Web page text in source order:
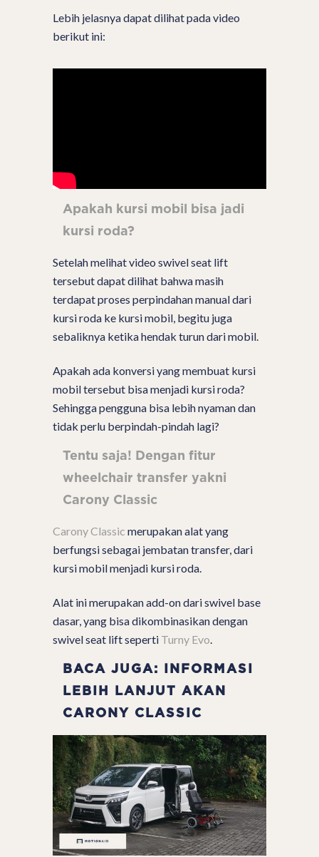
Lebih jelasnya dapat dilihat pada video
berikut ini:
Apakah kursi mobil bisa jadi
kursi roda?
Setelah melihat video swivel seat lift
tersebut dapat dilihat bahwa masih
terdapat proses perpindahan manual dari
kursi roda ke kursi mobil, begitu juga
sebaliknya ketika hendak turun dari mobil.
Apakah ada konversi yang membuat kursi
mobil tersebut bisa menjadi kursi roda?
Sehingga pengguna bisa lebih nyaman dan
tidak perlu berpindah-pindah lagi?
Tentu saja! Dengan fitur
wheelchair transfer yakni
Carony Classic
Carony Classic merupakan alat yang
berfungsi sebagai jembatan transfer, dari
kursi mobil menjadi kursi roda.
Alat ini merupakan add-on dari swivel base
dasar, yang bisa dikombinasikan dengan
swivel seat lift seperti Turny Evo.
BACA JUGA: INFORMASI
LEBIH LANJUT AKAN
CARONY CLASSIC